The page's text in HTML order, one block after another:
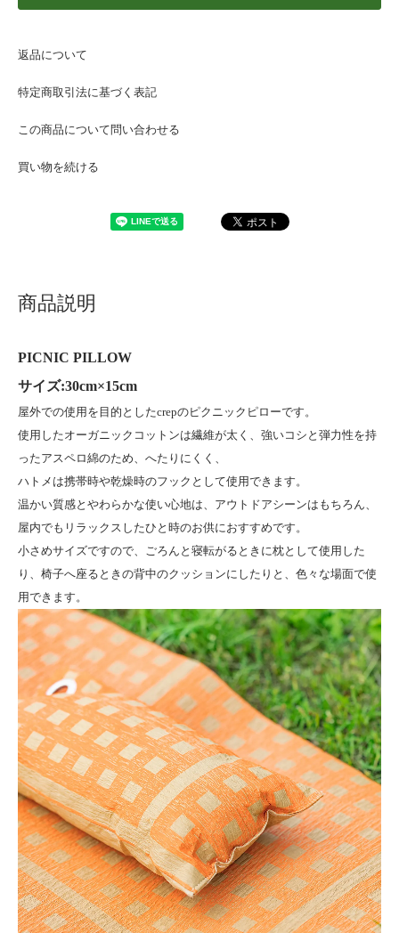
返品について
特定商取引法に基づく表記
この商品について問い合わせる
買い物を続ける
商品説明
PICNIC PILLOW
サイズ:30cm×15cm
屋外での使用を目的としたcrepのピクニックピローです。
使用したオーガニックコットンは繊維が太く、強いコシと弾力性を持
ったアスペロ綿のため、へたりにくく、
ハトメは携帯時や乾燥時のフックとして使用できます。
温かい質感とやわらかな使い心地は、アウトドアシーンはもちろん、
屋内でもリラックスしたひと時のお供におすすめです。
小さめサイズですので、ごろんと寝転がるときに枕として使用した
り、椅子へ座るときの背中のクッションにしたりと、色々な場面で使
用できます。